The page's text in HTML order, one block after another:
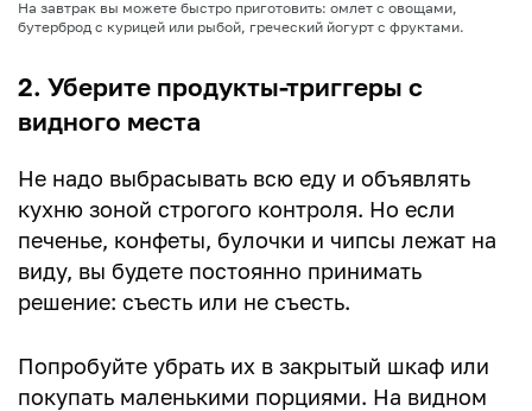
На завтрак вы можете быстро приготовить: омлет с овощами,
бутерброд с курицей или рыбой, греческий йогурт с фруктами.
2. Уберите продукты-триггеры с
видного места
Не надо выбрасывать всю еду и объявлять
кухню зоной строгого контроля. Но если
печенье, конфеты, булочки и чипсы лежат на
виду, вы будете постоянно принимать
решение: съесть или не съесть.
Попробуйте убрать их в закрытый шкаф или
покупать маленькими порциями. На видном